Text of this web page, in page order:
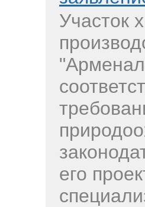
Участок
его